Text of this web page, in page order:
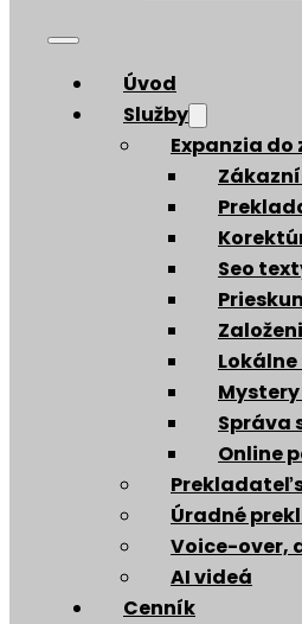
Úvod
Služby
Expanzia
Seo
Správa
Online
Úradné
Voice-over,
AI videá
Cenník